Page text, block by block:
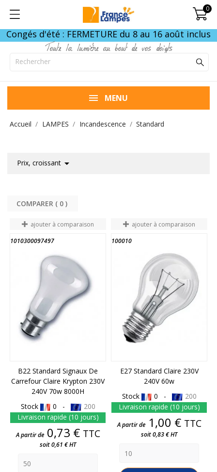
0
Congés d'été : FERMETURE du 8 au 16 août inclus
Toute la lumière au bout de vos doigts
MENU
Accueil LAMPES Incandescence Standard
Prix, croissant 
COMPARER ( 0
ajouter à comparaison
1010300097497
FIN DE STOCK
B22 Standard Signaux De
Carrefour Claire Krypton 230V
240V 70w 8000H
Stock
0 -
200
Livraison rapide (10 jours)
Prix
A partir de 0,73 € TTC
soit 0,61 € HT
ajouter à comparaison
100010 FIN DE STOCK
E27 Standard Claire 230V
240V 60w
Stock
0 -
200
Livraison rapide (10 jours)
Prix
A partir de 1,00 € TTC
soit 0,83 € HT